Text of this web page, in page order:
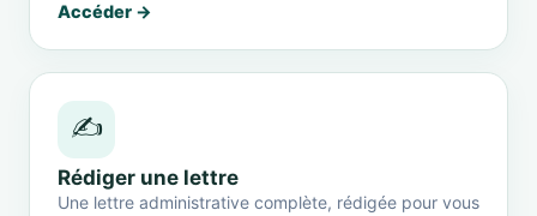
Accéder →
✍️
Rédiger une lettre
Une lettre administrative complète, rédigée pour vous